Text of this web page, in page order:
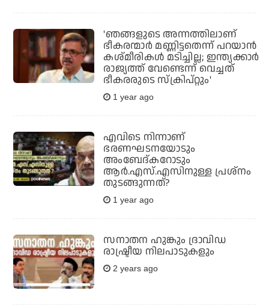
'ഞങ്ങളുടെ അന്നത്തിലാണ്
ഭീകരന്മാര്‍ മണ്ണിട്ടതെന്ന് പറയാന്‍
കശ്മീരികള്‍ മടിച്ചില്ല; ഇന്ത്യക്കാര്‍
രാജ്യത്ത് വേണ്ടെന്ന് വെച്ചത്
ഭീകരരുടെ സ്‌ക്രിപ്റ്റും'
1 year ago
എവിടെ നിന്നാണ്
ഭരണഘടനയോടും
അംബേദ്കറോടും
ആര്‍.എസ്.എസിനുള്ള പ്രശ്‌നം
തുടങ്ങുന്നത്?
1 year ago
സനാതന ഹുങ്കും ദ്രാവിഡ
രാഷ്ട്രീയ നിലപാടുകളും
2 years ago